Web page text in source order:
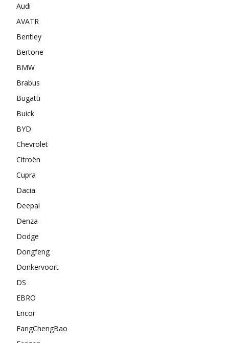
Audi
AVATR
Bentley
Bertone
BMW
Brabus
Bugatti
Buick
BYD
Chevrolet
Citroën
Cupra
Dacia
Deepal
Denza
Dodge
Dongfeng
Donkervoort
DS
EBRO
Encor
FangChengBao